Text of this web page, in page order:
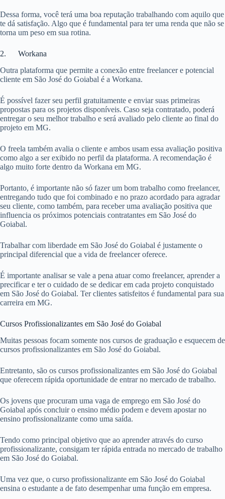
Dessa forma, você terá uma boa reputação trabalhando com aquilo que
te dá satisfação. Algo que é fundamental para ter uma renda que não se
torna um peso em sua rotina.
2. Workana
Outra plataforma que permite a conexão entre freelancer e potencial
cliente em São José do Goiabal é a Workana.
É possível fazer seu perfil gratuitamente e enviar suas primeiras
propostas para os projetos disponíveis. Caso seja contratado, poderá
entregar o seu melhor trabalho e será avaliado pelo cliente ao final do
projeto em MG.
O freela também avalia o cliente e ambos usam essa avaliação positiva
como algo a ser exibido no perfil da plataforma. A recomendação é
algo muito forte dentro da Workana em MG.
Portanto, é importante não só fazer um bom trabalho como freelancer,
entregando tudo que foi combinado e no prazo acordado para agradar
seu cliente, como também, para receber uma avaliação positiva que
influencia os próximos potenciais contratantes em São José do
Goiabal.
Trabalhar com liberdade em São José do Goiabal é justamente o
principal diferencial que a vida de freelancer oferece.
É importante analisar se vale a pena atuar como freelancer, aprender a
precificar e ter o cuidado de se dedicar em cada projeto conquistado
em São José do Goiabal. Ter clientes satisfeitos é fundamental para sua
carreira em MG.
Cursos Profissionalizantes em São José do Goiabal
Muitas pessoas focam somente nos cursos de graduação e esquecem de
cursos profissionalizantes em São José do Goiabal.
Entretanto, são os cursos profissionalizantes em São José do Goiabal
que oferecem rápida oportunidade de entrar no mercado de trabalho.
Os jovens que procuram uma vaga de emprego em São José do
Goiabal após concluir o ensino médio podem e devem apostar no
ensino profissionalizante como uma saída.
Tendo como principal objetivo que ao aprender através do curso
profissionalizante, consigam ter rápida entrada no mercado de trabalho
em São José do Goiabal.
Uma vez que, o curso profissionalizante em São José do Goiabal
ensina o estudante a de fato desempenhar uma função em empresa.